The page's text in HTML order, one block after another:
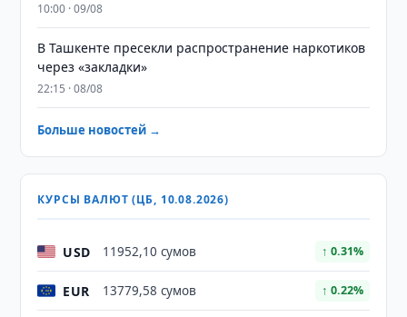
10:00 · 09/08
В Ташкенте пресекли распространение наркотиков
через «закладки»
22:15 · 08/08
Больше новостей →
КУРСЫ ВАЛЮТ (ЦБ, 10.08.2026)
USD 11952,10 сумов ↑ 0.31%
EUR 13779,58 сумов ↑ 0.22%